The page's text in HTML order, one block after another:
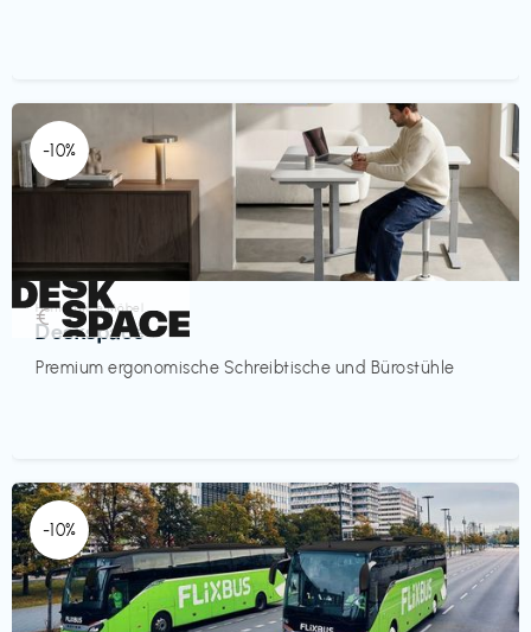
-10%
Homeoffice Möbel
Deskspace
Premium ergonomische Schreibtische und Bürostühle
€‎
-10%